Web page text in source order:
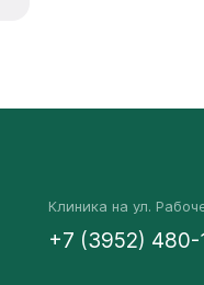
Клиника на ул.
+7 (3952) 480-